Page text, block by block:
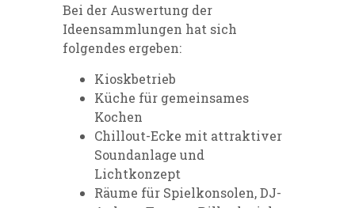
Bei der Auswertung der
Ideensammlungen hat sich
folgendes ergeben:
Kioskbetrieb
Küche für gemeinsames
Kochen
Chillout-Ecke mit attraktiver
Soundanlage und
Lichtkonzept
Räume für Spielkonsolen, DJ-